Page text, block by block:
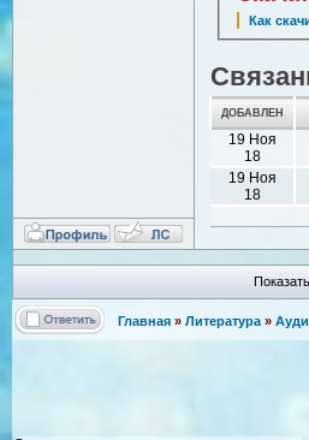
Как
ДОБАВЛЕН
19 Ноя
18
19 Ноя
18
Главная » Литература »